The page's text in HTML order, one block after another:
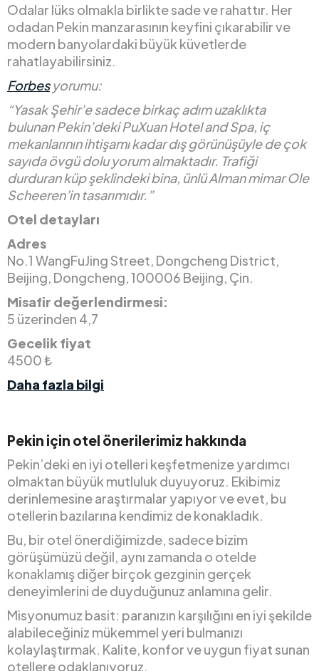
Odalar lüks olmakla birlikte sade ve rahattır. Her
odadan Pekin manzarasının keyfini çıkarabilir ve
modern banyolardaki büyük küvetlerde
rahatlayabilirsiniz.
Forbesyorumu:
“Yasak Şehir’e sadece birkaç adım uzaklıkta
bulunan Pekin’deki PuXuan Hotel and Spa, iç
mekanlarının ihtişamı kadar dış görünüşüyle de çok
sayıda övgü dolu yorum almaktadır. Trafiği
durduran küp şeklindeki bina, ünlü Alman mimar Ole
Scheeren’in tasarımıdır.”
Otel detayları
Adres
No.1 WangFuJing Street, Dongcheng District,
Beijing, Dongcheng, 100006 Beijing, Çin.
Misafir değerlendirmesi:
5 üzerinden 4,7
Gecelik fiyat
4500 ₺
Daha fazla bilgi
Pekin için otel önerilerimiz hakkında
Pekin’deki en iyi otelleri keşfetmenize yardımcı
olmaktan büyük mutluluk duyuyoruz. Ekibimiz
derinlemesine araştırmalar yapıyor ve evet, bu
otellerin bazılarına kendimiz de konakladık.
Bu, bir otel önerdiğimizde, sadece bizim
görüşümüzü değil, aynı zamanda o otelde
konaklamış diğer birçok gezginin gerçek
deneyimlerini de duyduğunuz anlamına gelir.
Misyonumuz basit: paranızın karşılığını en iyi şekilde
alabileceğiniz mükemmel yeri bulmanızı
kolaylaştırmak. Kalite, konfor ve uygun fiyat sunan
otellere odaklanıyoruz.